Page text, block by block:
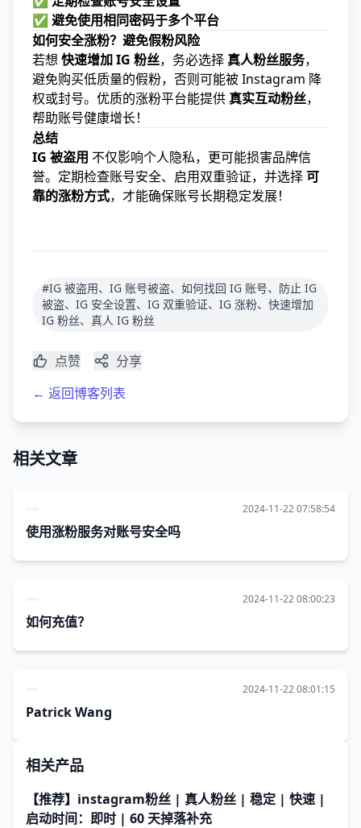
✅ 避免使用相同密码于多个平台
如何安全涨粉？避免假粉风险
若想 快速增加 IG 粉丝，务必选择 真人粉丝服务，
避免购买低质量的假粉，否则可能被 Instagram 降
权或封号。优质的涨粉平台能提供 真实互动粉丝，
帮助账号健康增长！
总结
IG 被盗用 不仅影响个人隐私，更可能损害品牌信
誉。定期检查账号安全、启用双重验证，并选择可
靠的涨粉方式，才能确保账号长期稳定发展！
#IG 被盗用、IG 账号被盗、如何找回 IG 账号、防止 IG
被盗、IG 安全设置、IG 双重验证、IG 涨粉、快速增加
IG 粉丝、真人 IG 粉丝
点赞
分享
← 返回博客列表
相关文章
2024-11-22 07:58:54
使用涨粉服务对账号安全吗
2024-11-22 08:00:23
如何充值？
2024-11-22 08:01:15
Patrick Wang
相关产品
【推荐】instagram粉丝 | 真人粉丝 | 稳定 | 快速 |
启动时间：即时 | 60 天掉落补充